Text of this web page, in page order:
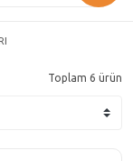
Toplam 6 ürün